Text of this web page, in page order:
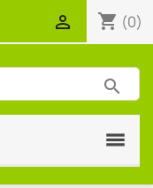
shopping_cart (0)
